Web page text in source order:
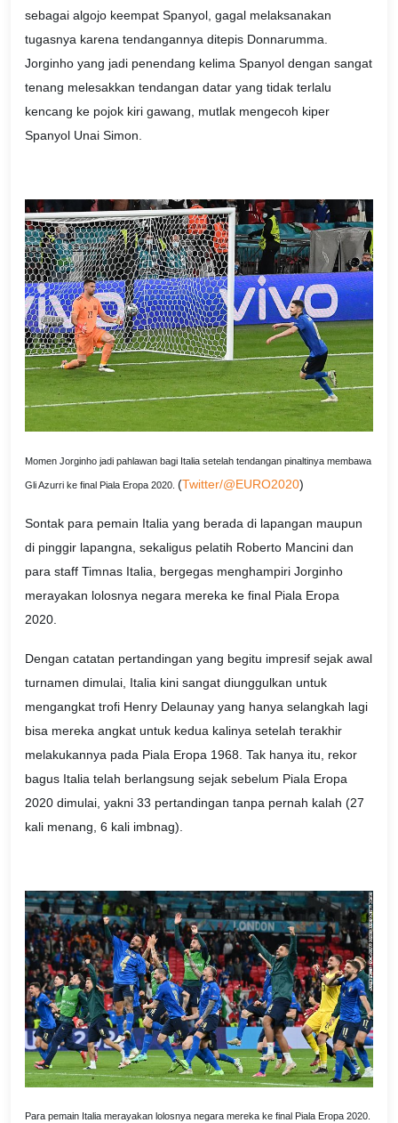
sebagai algojo keempat Spanyol, gagal melaksanakan
tugasnya karena tendangannya ditepis Donnarumma.
Jorginho yang jadi penendang kelima Spanyol dengan sangat
tenang melesakkan tendangan datar yang tidak terlalu
kencang ke pojok kiri gawang, mutlak mengecoh kiper
Spanyol Unai Simon.
Momen Jorginho jadi pahlawan bagi Italia setelah tendangan pinaltinya membawa
Gli Azurri ke final Piala Eropa 2020. (Twitter/@EURO2020)
Sontak para pemain Italia yang berada di lapangan maupun
di pinggir lapangna, sekaligus pelatih Roberto Mancini dan
para staff Timnas Italia, bergegas menghampiri Jorginho
merayakan lolosnya negara mereka ke final Piala Eropa
2020.
Dengan catatan pertandingan yang begitu impresif sejak awal
turnamen dimulai, Italia kini sangat diunggulkan untuk
mengangkat trofi Henry Delaunay yang hanya selangkah lagi
bisa mereka angkat untuk kedua kalinya setelah terakhir
melakukannya pada Piala Eropa 1968. Tak hanya itu, rekor
bagus Italia telah berlangsung sejak sebelum Piala Eropa
2020 dimulai, yakni 33 pertandingan tanpa pernah kalah (27
kali menang, 6 kali imbnag).
Para pemain Italia merayakan lolosnya negara mereka ke final Piala Eropa 2020.